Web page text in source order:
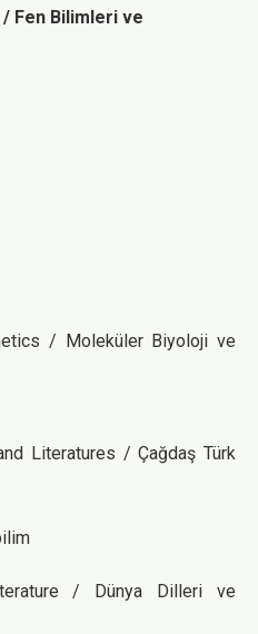
Fen Bilimleri ve
/ Moleküler Biyoloji ve
Literatures / Çağdaş Türk
/ Dünya Dilleri ve